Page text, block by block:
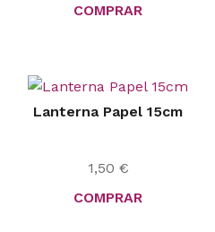
COMPRAR
Lanterna Papel 15cm
1,50 €
COMPRAR